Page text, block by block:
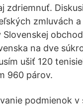
zmluvách
na dve
ušiť 120
960 párov.
podmienok